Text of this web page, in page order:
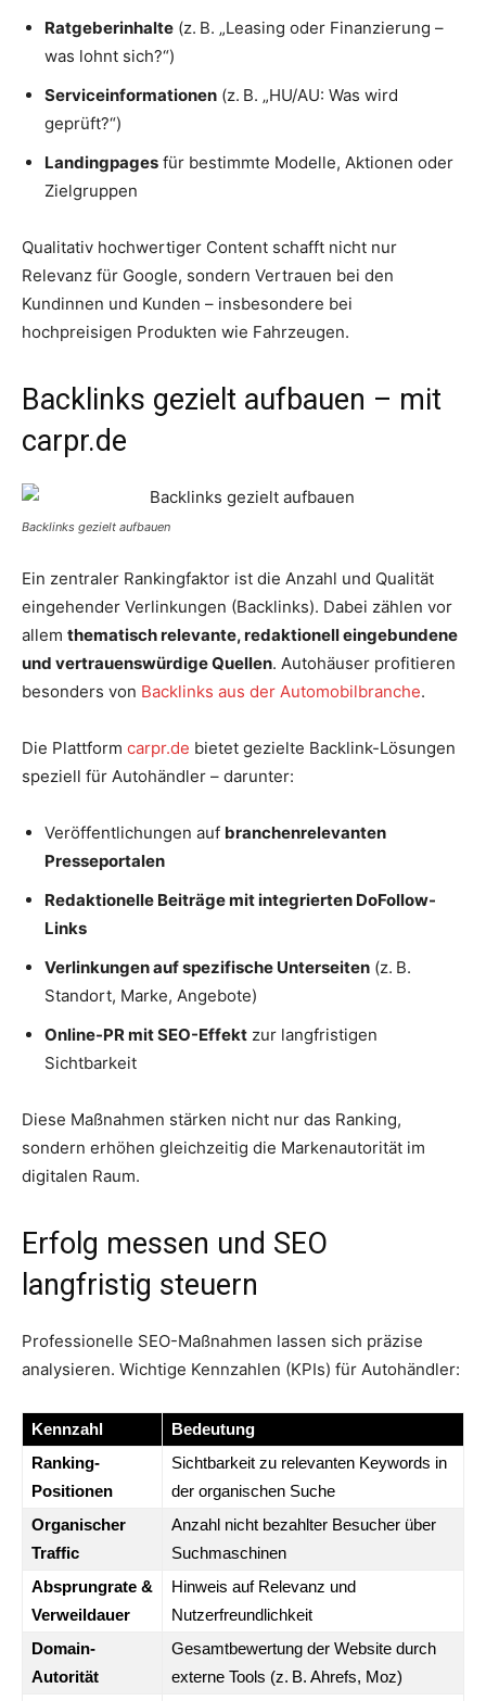
Ratgeberinhalte (z. B. „Leasing oder Finanzierung –
was lohnt sich?“)
Serviceinformationen (z. B. „HU/AU: Was wird
geprüft?“)
Landingpages für bestimmte Modelle, Aktionen oder
Zielgruppen
Qualitativ hochwertiger Content schafft nicht nur
Relevanz für Google, sondern Vertrauen bei den
Kundinnen und Kunden – insbesondere bei
hochpreisigen Produkten wie Fahrzeugen.
Backlinks gezielt aufbauen – mit
carpr.de
Backlinks gezielt aufbauen
Ein zentraler Rankingfaktor ist die Anzahl und Qualität
eingehender Verlinkungen (Backlinks). Dabei zählen vor
allem thematisch relevante, redaktionell eingebundene
und vertrauenswürdige Quellen. Autohäuser profitieren
besonders von Backlinks aus der Automobilbranche.
Die Plattform carpr.de bietet gezielte Backlink-Lösungen
speziell für Autohändler – darunter:
Veröffentlichungen auf branchenrelevanten
Presseportalen
Redaktionelle Beiträge mit integrierten DoFollow-
Links
Verlinkungen auf spezifische Unterseiten (z. B.
Standort, Marke, Angebote)
Online-PR mit SEO-Effekt zur langfristigen
Sichtbarkeit
Diese Maßnahmen stärken nicht nur das Ranking,
sondern erhöhen gleichzeitig die Markenautorität im
digitalen Raum.
Erfolg messen und SEO
langfristig steuern
Professionelle SEO-Maßnahmen lassen sich präzise
analysieren. Wichtige Kennzahlen (KPIs) für Autohändler:
Kennzahl
Bedeutung
Ranking-
Positionen
Sichtbarkeit zu relevanten Keywords in
der organischen Suche
Organischer
Traffic
Anzahl nicht bezahlter Besucher über
Suchmaschinen
Absprungrate &
Verweildauer
Hinweis auf Relevanz und
Nutzerfreundlichkeit
Domain-
Autorität
Gesamtbewertung der Website durch
externe Tools (z. B. Ahrefs, Moz)